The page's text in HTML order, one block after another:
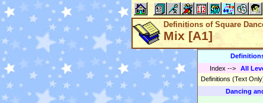
Definitions of Square
Mix [A1]
Index --> All
Definitions (Text
Dancing